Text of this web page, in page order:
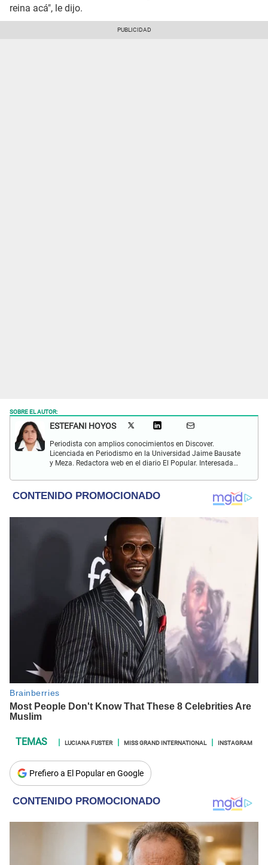
reina acá", le dijo.
SOBRE EL AUTOR:
ESTEFANI HOYOS
Periodista con amplios conocimientos en Discover.
Licenciada en Periodismo en la Universidad Jaime Bausate
y Meza. Redactora web en el diario El Popular. Interesada
internacional; tendencias, películas y series.
LUCIANA FUSTER MISS GRAND INTERNATIONAL INSTAGRAM
Prefiero a El Popular en Google